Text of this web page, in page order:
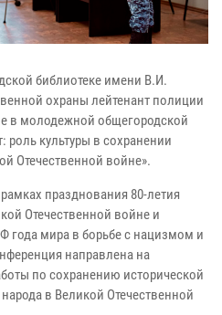
библиотеке имени В.И.
охраны лейтенант полиции
в молодежной общегородской
культуры в сохранении
Отечественной войне».
празднования 80-летия
Отечественной войне и
года мира в борьбе с нацизмом и
направлена на
по сохранению исторической
в Великой Отечественной